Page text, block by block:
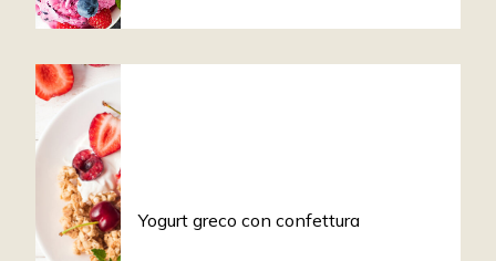
Yogurt greco con confettura